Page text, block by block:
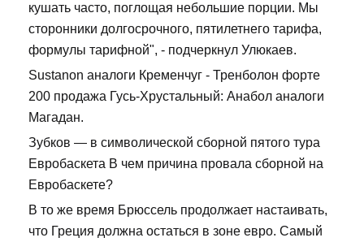
кушать часто, поглощая небольшие порции. Мы
сторонники долгосрочного, пятилетнего тарифа,
формулы тарифной", - подчеркнул Улюкаев.
Sustanon аналоги Кременчуг - Тренболон форте
200 продажа Гусь-Хрустальный: Анабол аналоги
Магадан.
Зубков — в символической сборной пятого тура
Евробаскета В чем причина провала сборной на
Евробаскете?
В то же время Брюссель продолжает настаивать,
что Греция должна остаться в зоне евро. Самый